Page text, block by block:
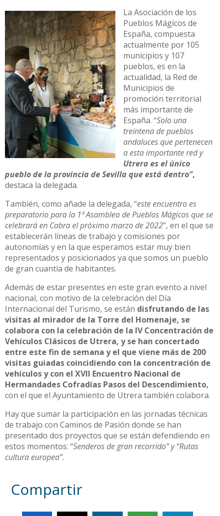
La Asociación de los
Pueblos Mágicos de
España, compuesta
actualmente por 105
municipios y 107
pueblos, es en la
actualidad, la Red de
Municipios de
promoción territorial
más importante de
España. “Solo una
treintena de pueblos
andaluces que pertenecen
a esta importante red y
Utrera es el único
pueblo de la provincia de Sevilla que está dentro”,
destaca la delegada.
También, como añade la delegada, “este encuentro es
preparatorio para la 1ª Asamblea de Pueblos Mágicos que se
celebrará en Cabra el próximo marzo de 2022”, en el que se
establecerán líneas de trabajo y comisiones por
autonomías y en la que esperamos estar muy bien
representados y posicionados ya que somos un pueblo
de gran cuantía de habitantes.
Además de estar presentes en este gran evento a nivel
nacional, con motivo de la celebración del Día
Internacional del Turismo, se están disfrutando de las
visitas al mirador de la Torre del Homenaje, se
colabora con la celebración de la IV Concentración de
Vehículos Clásicos de Utrera, y se han concertado
entre este fin de semana y el que viene más de 200
visitas guiadas coincidiendo con la concentración de
vehículos y con el XVII Encuentro Nacional de
Hermandades Cofradías Pasos del Descendimiento,
con el que el Ayuntamiento de Utrera también colabora.
Hay que sumar la participación en las jornadas técnicas
de trabajo con Caminos de Pasión donde se han
presentado dos proyectos que se están defendiendo en
estos momentos: “Senderos de gran recorrido” y “Rutas
cultura europea”.
Compartir